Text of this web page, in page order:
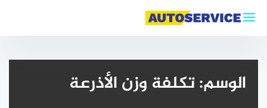
الوسم:تكلفة وزن الأذرعة